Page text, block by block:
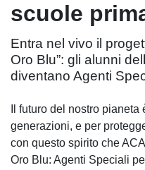
scuole
Entra nel vivo il
Oro Blu”: gli alunni
diventano Agenti
Il futuro del nostro
generazioni, e per
con questo spirito che
Oro Blu: Agenti Speciali